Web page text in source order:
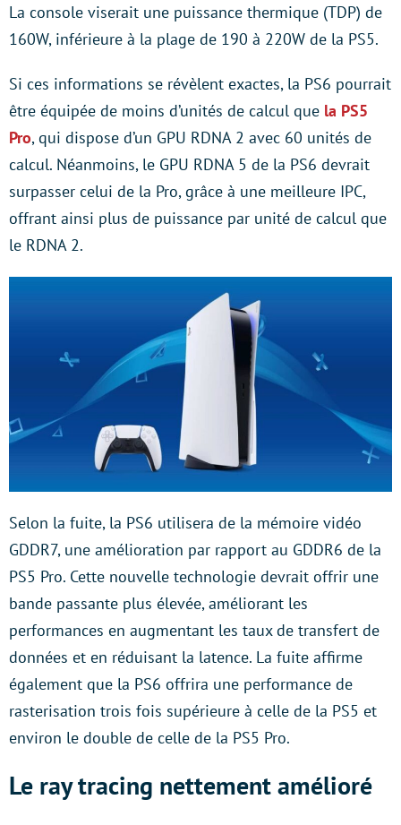
La console viserait une puissance thermique (TDP) de
160W, inférieure à la plage de 190 à 220W de la PS5.
Si ces informations se révèlent exactes, la PS6 pourrait
être équipée de moins d’unités de calcul que la PS5
Pro, qui dispose d’un GPU RDNA 2 avec 60 unités de
calcul. Néanmoins, le GPU RDNA 5 de la PS6 devrait
surpasser celui de la Pro, grâce à une meilleure IPC,
offrant ainsi plus de puissance par unité de calcul que
le RDNA 2.
Selon la fuite, la PS6 utilisera de la mémoire vidéo
GDDR7, une amélioration par rapport au GDDR6 de la
PS5 Pro. Cette nouvelle technologie devrait offrir une
bande passante plus élevée, améliorant les
performances en augmentant les taux de transfert de
données et en réduisant la latence. La fuite affirme
également que la PS6 offrira une performance de
rasterisation trois fois supérieure à celle de la PS5 et
environ le double de celle de la PS5 Pro.
Le ray tracing nettement amélioré